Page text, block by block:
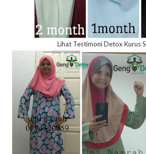
Lihat Testimoni Detox Kurus